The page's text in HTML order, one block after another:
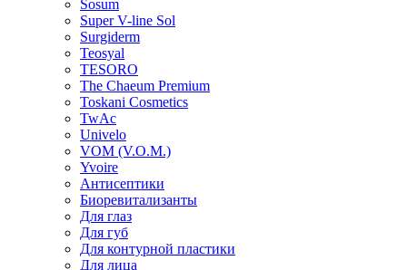
Sosum
Super V-line Sol
Surgiderm
Teosyal
TESORO
The Chaeum Premium
Toskani Cosmetics
TwAc
Univelo
VOM (V.O.M.)
Yvoire
Антисептики
Биоревитализанты
Для глаз
Для губ
Для контурной пластики
Для лица